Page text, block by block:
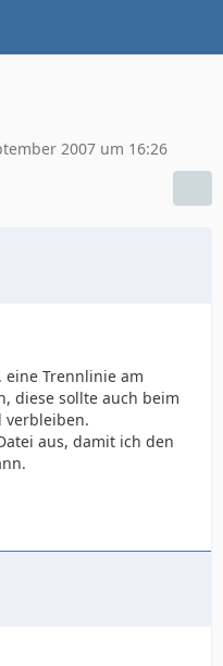
2007 um 16:26
eine Trennlinie am
diese sollte auch beim
verbleiben.
aus, damit ich den